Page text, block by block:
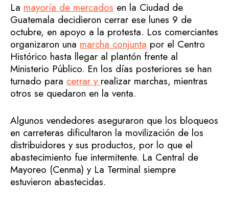
La mayoría de mercados en la Ciudad de
Guatemala decidieron cerrar ese lunes 9 de
octubre, en apoyo a la protesta. Los comerciantes
organizaron una marcha conjunta por el Centro
Histórico hasta llegar al plantón frente al
Ministerio Público. En los días posteriores se han
turnado para cerrar y realizar marchas, mientras
otros se quedaron en la venta.
Algunos vendedores aseguraron que los bloqueos
en carreteras dificultaron la movilización de los
distribuidores y sus productos, por lo que el
abastecimiento fue intermitente. La Central de
Mayoreo (Cenma) y La Terminal siempre
estuvieron abastecidas.